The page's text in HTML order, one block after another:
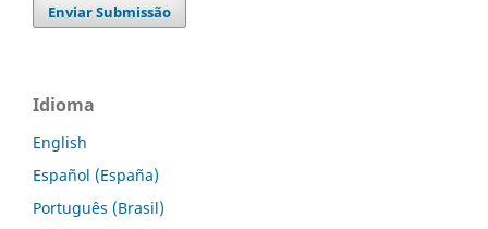
Enviar Submissão
Idioma
English
Español (España)
Português (Brasil)